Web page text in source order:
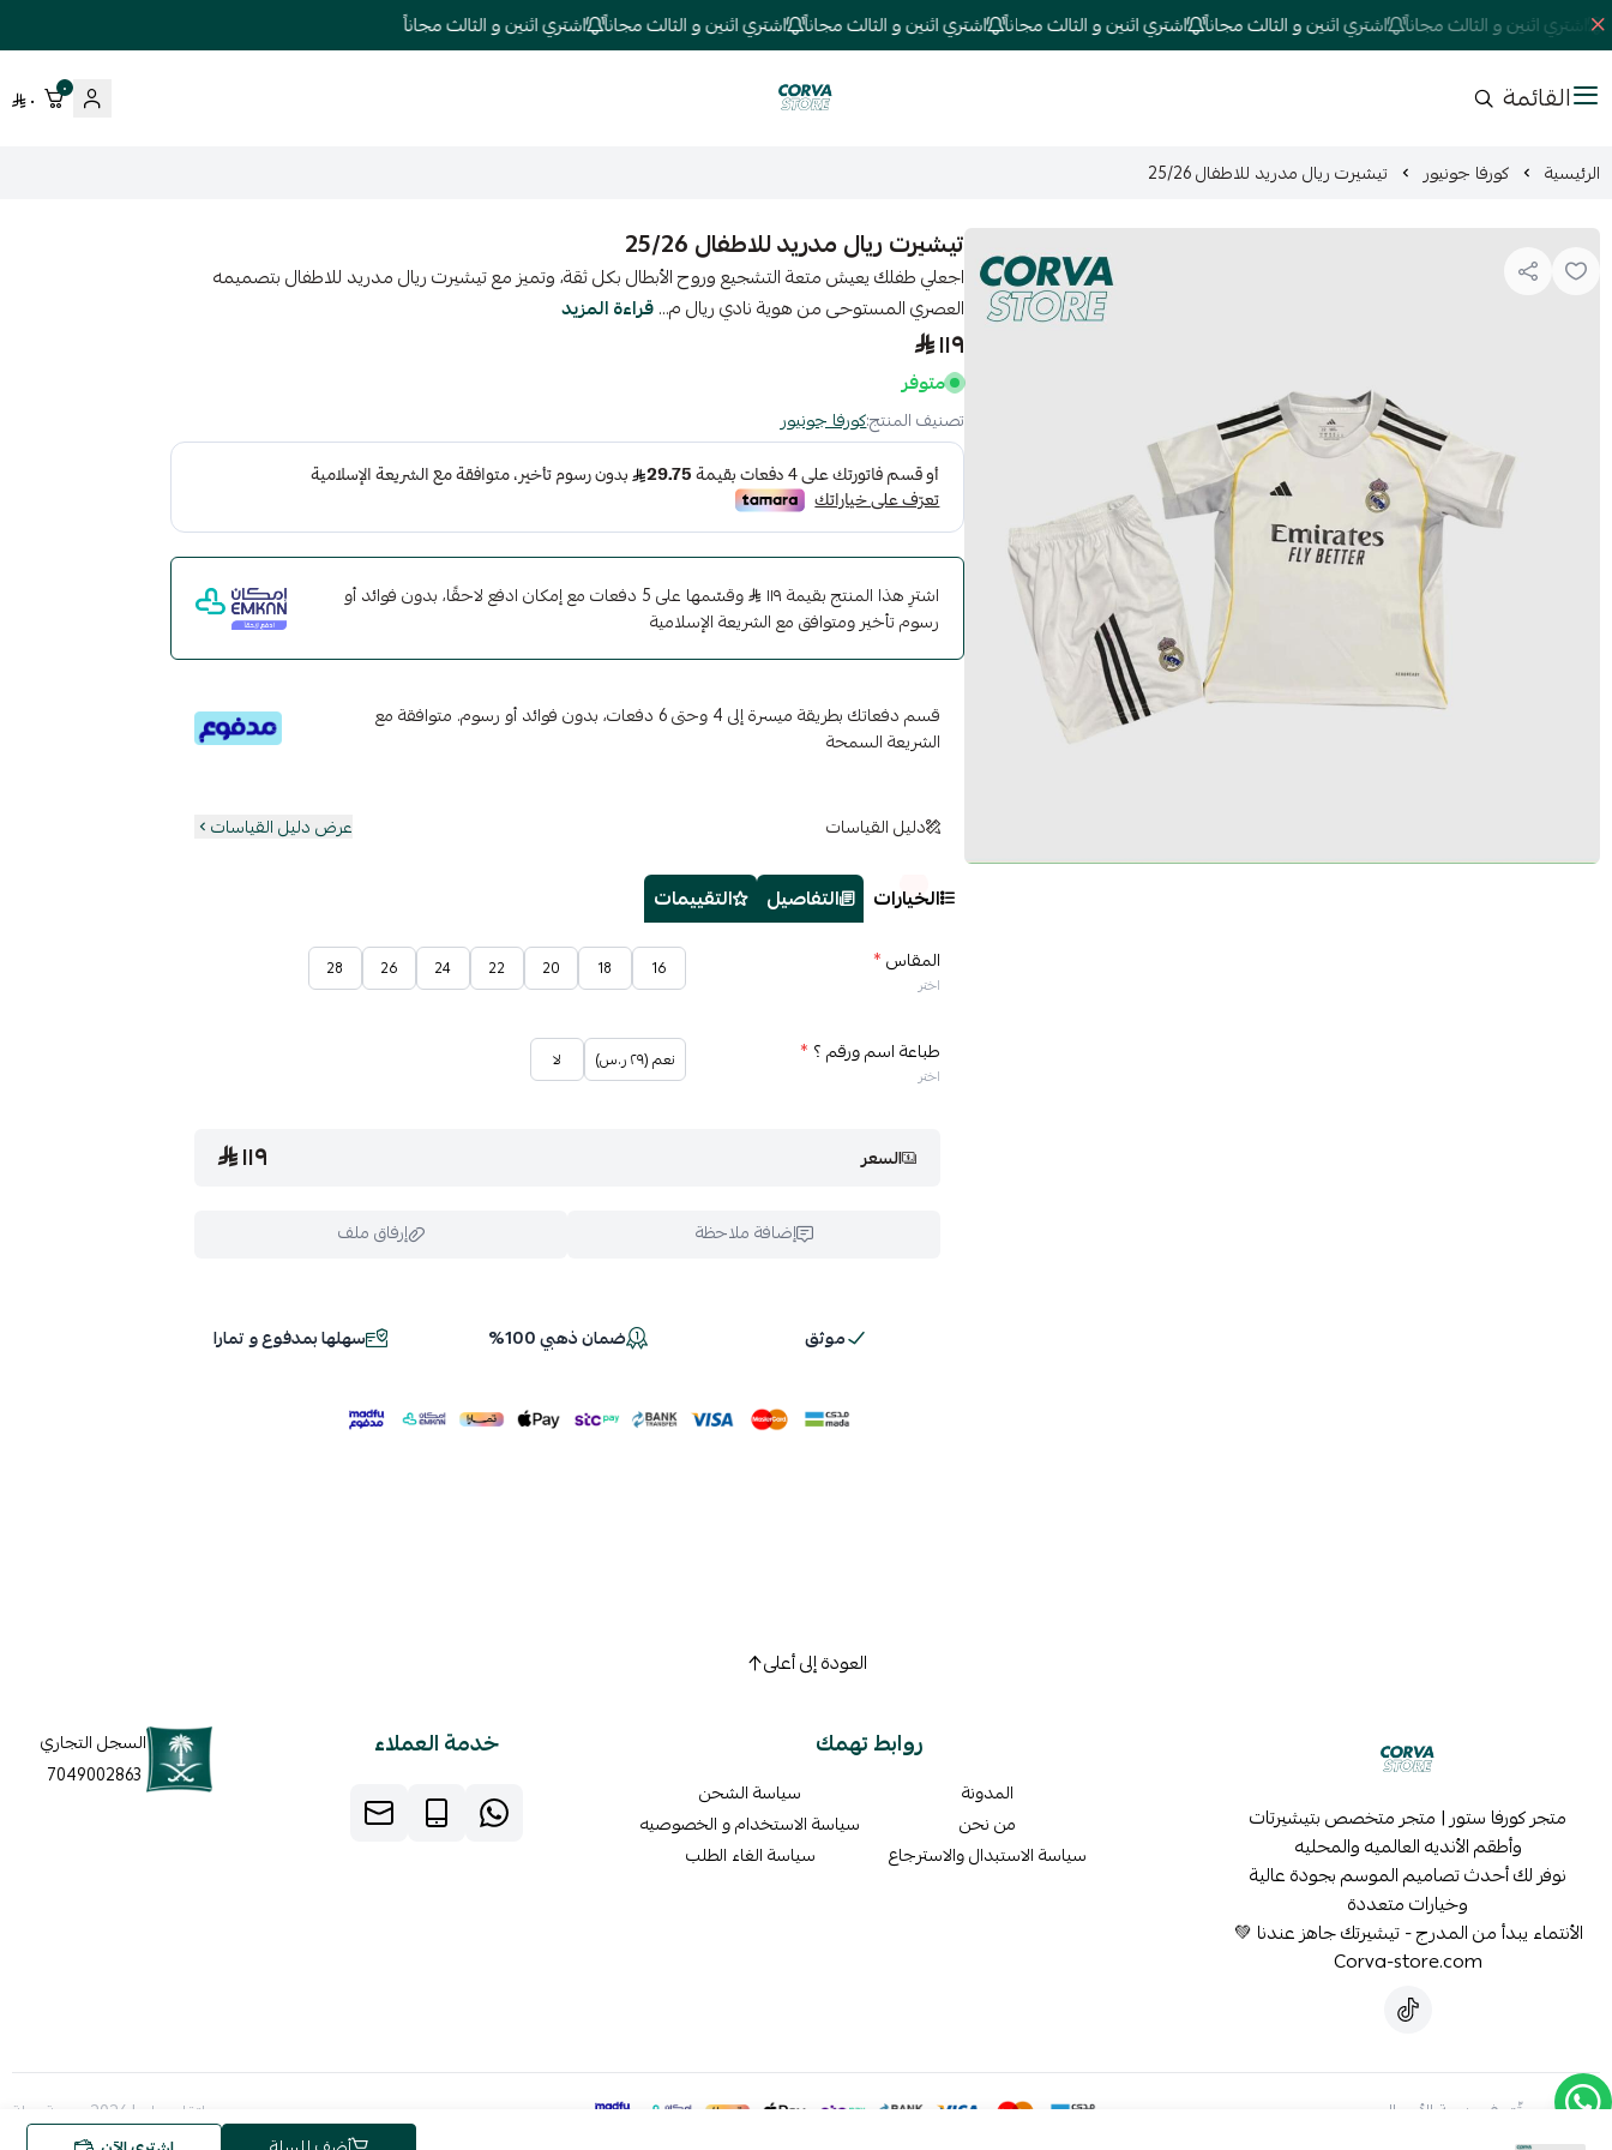
اشتري اثنين و الثالث مجاناً اشتري اثنين و الثالث مجاناً اشتري اثنين و الثالث مجاناً اشتري اثنين و الثالث مجاناً اشتري اثنين و الثالث مجاناً اشتري اثنين و الثالث مجاناً
القائمة كورفا ستور
٠ ٠
الرئيسية كورفا جونيور تيشيرت ريال مدريد للاطفال 25/26
تيشيرت ريال مدريد للاطفال 25/26
اجعلي طفلك يعيش متعة التشجيع وروح الأبطال بكل ثقة، وتميز مع تيشيرت ريال مدريد للاطفال بتصميمه
العصري المستوحى من هوية نادي ريال م...قراءة المزيد
١١٩
متوفر
تصنيف المنتج:كورفا جونيور
اشترِ هذا المنتج بقيمة ١١٩
وقسّمها على 5 دفعات مع إمكان ادفع لاحقًا، بدون فوائد أو
رسوم تأخير ومتوافق مع الشريعة الإسلامية
قسم دفعاتك بطريقة ميسرة إلى 4 وحتى 6 دفعات، بدون فوائد أو رسوم. متوافقة مع
الشريعة السمحة
دليل القياسات عرض دليل القياسات
الخيارات التفاصيل التقييمات
المقاس*
اختر
16
18
20
22
24
26
28
طباعة اسم ورقم ؟ *
اختر
نعم (٢٩ ر.س) لا
السعر ١١٩
إضافة ملاحظة إرفاق ملف
اسحب و افلت الملف هنا
موثق ضمان ذهبي 100% سهلها بمدفوع و تمارا
العودة إلى أعلى
متجر كورفا ستور | متجر متخصص بتيشيرتات
وأطقم الأنديه العالميه والمحليه
نوفر لك أحدث تصاميم الموسم بجودة عالية
وخيارات متعددة
الأنتماء يبدأ من المدرج - تيشيرتك جاهز عندنا 💚
Corva-store.com
روابط تهمك
المدونة
من نحن
سياسة الاستبدال والاسترجاع
سياسة الشحن
سياسة الاستخدام و الخصوصيه
سياسة الغاء الطلب
خدمة العملاء
السجل التجاري
7049002863
موثّق في منصة الأعمال صنع بإتقان على | 2026 منصة سلة